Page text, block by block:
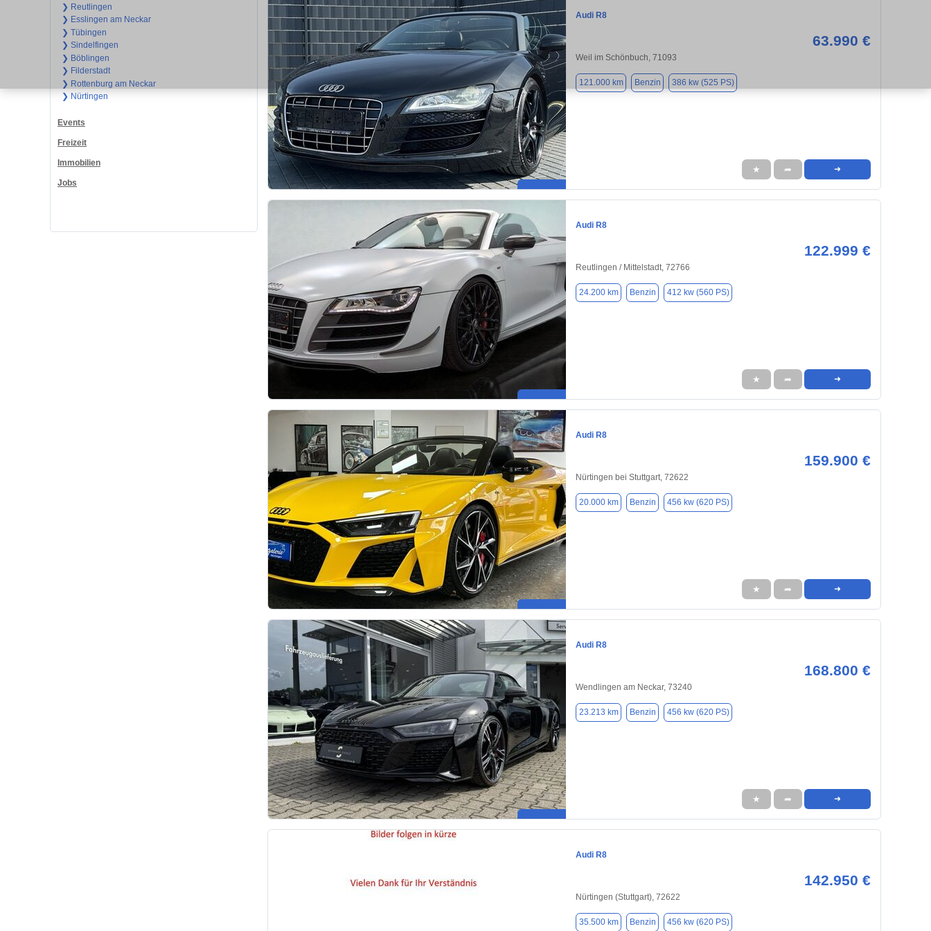
❯ Reutlingen
❯ Esslingen am Neckar
❯ Tübingen
❯ Sindelfingen
❯ Böblingen
❯ Filderstadt
❯ Rottenburg am Neckar
❯ Nürtingen
Events
Freizeit
Immobilien
Jobs
Audi R8
63.990 €
Weil im Schönbuch, 71093
121.000 km Benzin 386 kw (525 PS)
★ ➦ ➜
Audi R8
122.999 €
Reutlingen / Mittelstadt, 72766
24.200 km Benzin 412 kw (560 PS)
★ ➦ ➜
Audi R8
159.900 €
Nürtingen bei Stuttgart, 72622
20.000 km Benzin 456 kw (620 PS)
★ ➦ ➜
Audi R8
168.800 €
Wendlingen am Neckar, 73240
23.213 km Benzin 456 kw (620 PS)
★ ➦ ➜
Audi R8
142.950 €
Nürtingen (Stuttgart), 72622
35.500 km Benzin 456 kw (620 PS)